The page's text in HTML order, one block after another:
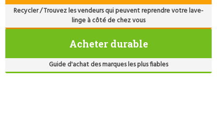
Recycler / Trouvez les vendeurs qui peuvent reprendre votre lave-
linge à côté de chez vous
Acheter durable
Guide d'achat des marques les plus fiables